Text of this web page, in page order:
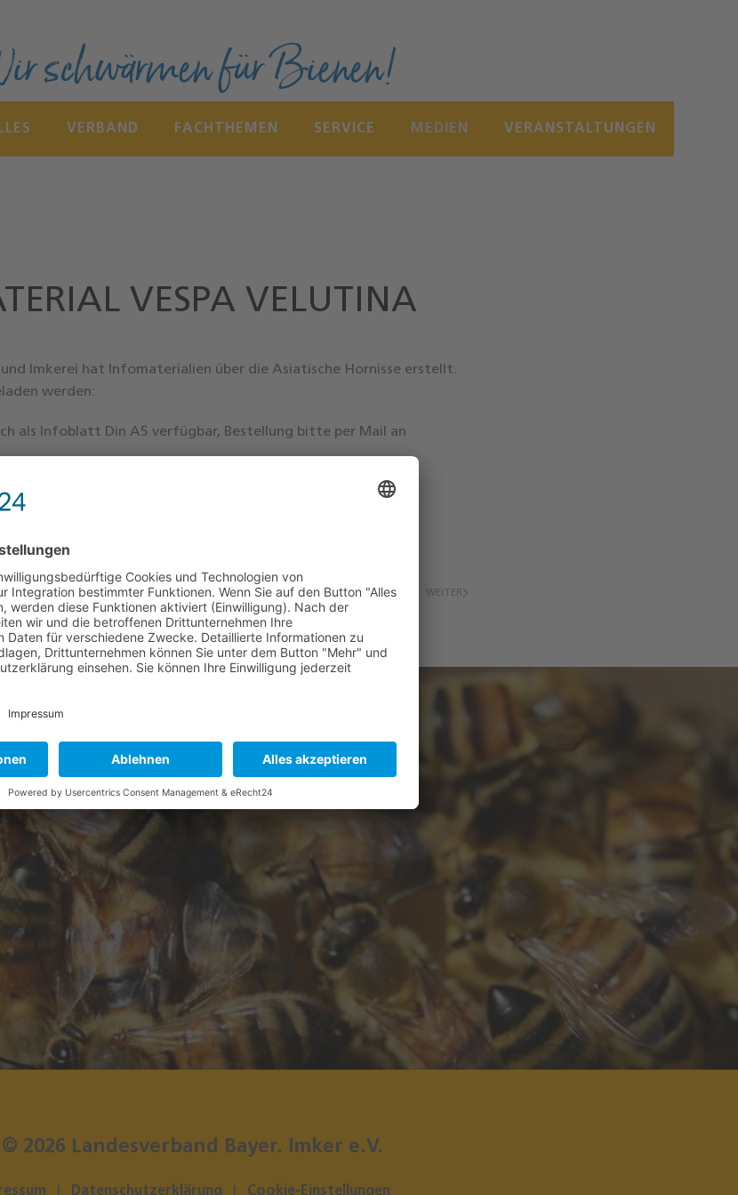
schwärmen für Bienen!
VERBAND FACHTHEMEN SERVICE MEDIEN VERANSTALTUNGEN
VESPA VELUTINA
Imkerei hat Infomaterialien über die Asiatische Hornisse erstellt.
werden:
als Infoblatt Din A5 verfügbar, Bestellung bitte per Mail an
Download)
WEITER
© 2026 Landesverband Bayer. Imker e.V.
Datenschutzerklärung Cookie-Einstellungen